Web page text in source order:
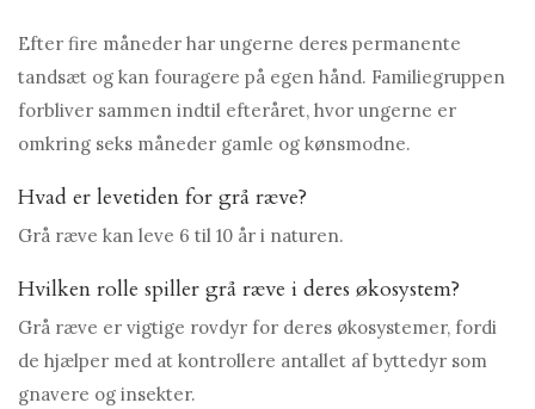
Efter fire måneder har ungerne deres permanente
tandsæt og kan fouragere på egen hånd. Familiegruppen
forbliver sammen indtil efteråret, hvor ungerne er
omkring seks måneder gamle og kønsmodne.
Hvad er levetiden for grå ræve?
Grå ræve kan leve 6 til 10 år i naturen.
Hvilken rolle spiller grå ræve i deres økosystem?
Grå ræve er vigtige rovdyr for deres økosystemer, fordi
de hjælper med at kontrollere antallet af byttedyr som
gnavere og insekter.